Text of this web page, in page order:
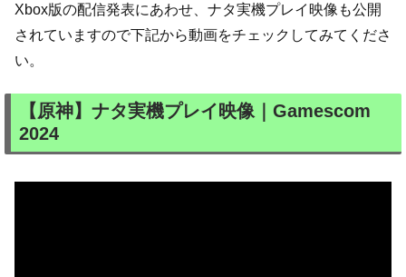
Xbox版の配信発表にあわせ、ナタ実機プレイ映像も公開
されていますので下記から動画をチェックしてみてくださ
い。
【原神】ナタ実機プレイ映像｜Gamescom
2024